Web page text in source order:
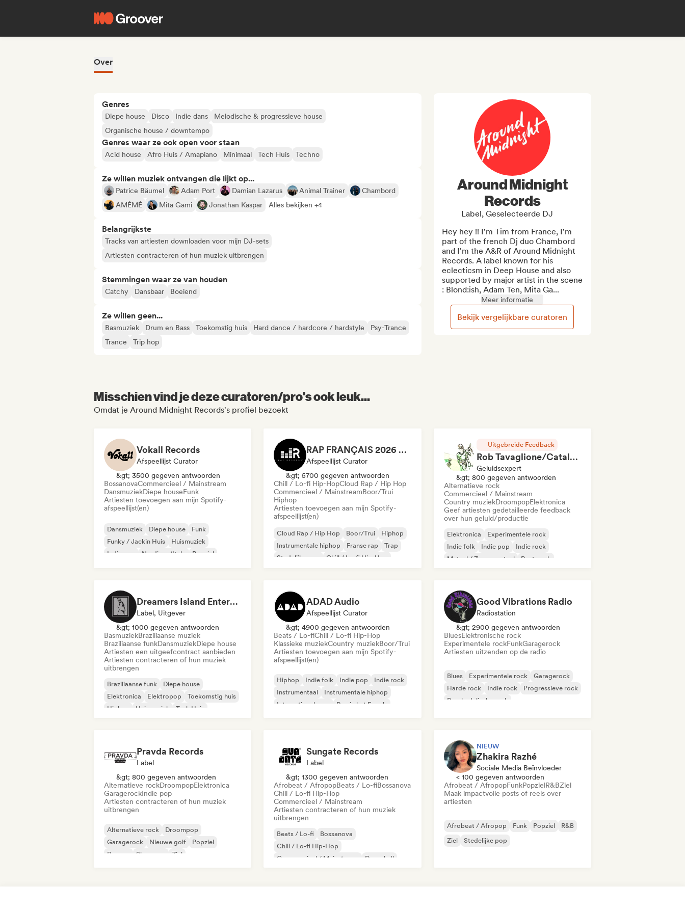
Over
Genres
Diepe house Disco Indie dans
Melodische & progressieve house
Organische house / downtempo
Genres waar ze ook open voor staan
Acid house Afro Huis / Amapiano Minimaal Tech Huis Techno
Ze willen muziek ontvangen die lijkt op...
Patrice Bäumel Adam Port Damian Lazarus Animal Trainer
Chambord
AMÉMÉ
Mita Gami Jonathan Kaspar Alles bekijken +4
Belangrijkste
Tracks van artiesten downloaden voor mijn DJ-sets
Artiesten contracteren of hun muziek uitbrengen
Stemmingen waar ze van houden
Catchy Dansbaar Boeiend
Ze willen geen...
Basmuziek Drum en Bass Toekomstig huis Hard dance / hardcore / hardstyle
Psy-Trance
Trance
Trip hop
Around Midnight
Records
Label, Geselecteerde DJ
Hey hey !! I'm Tim from France, I'm
part of the french Dj duo Chambord
and I'm the A&R of Around Midnight
Records. A label known for his
eclecticsm in Deep House and also
supported by major artist in the scene
: Blond:ish, Adam Ten, Mita Ga...
Meer informatie
Bekijk vergelijkbare curatoren
Misschien vind je deze curatoren/pro's ook leuk...
Omdat je Around Midnight Records's profiel bezoekt
Vokall Records
Afspeellijst Curator
&gt; 3500 gegeven antwoorden
BossanovaCommercieel / Mainstream
DansmuziekDiepe houseFunk
Artiesten toevoegen aan mijn Spotify-
afspeellijst(en)
Dansmuziek Diepe house
Funk
Funky / Jackin Huis
Huismuziek
Indie pop
Nu-disco/Italo Popziel
RAP FRANÇAIS 2026 🔥🇫🇷 (Way Records)
Afspeellijst Curator
&gt; 5700 gegeven antwoorden
Chill / Lo-fi Hip-HopCloud Rap / Hip Hop
Commercieel / MainstreamBoor/Trui
Hiphop
Artiesten toevoegen aan mijn Spotify-
afspeellijst(en)
Cloud Rap / Hip Hop Boor/Trui
Hiphop
Instrumentale hiphop
Franse rap
Trap
Stedelijke pop
Chill / Lo-fi Hip-Hop
Uitgebreide Feedback
Rob Tavaglione/Catalyst Recording
Geluidsexpert
&gt; 800 gegeven antwoorden
Alternatieve rock
Commercieel / Mainstream
Country muziekDroompopElektronica
Geef artiesten gedetailleerde feedback
over hun geluid/productie
Elektronica
Experimentele rock
Indie folk
Indie pop
Indie rock
Metaal / Zwaar metaal
Post punk
Dreamers Island Entertainment
Label, Uitgever
&gt; 1000 gegeven antwoorden
BasmuziekBraziliaanse muziek
Braziliaanse funkDansmuziekDiepe house
Artiesten een uitgeefcontract aanbieden
Artiesten contracteren of hun muziek
uitbrengen
Braziliaanse funk
Diepe house
Elektronica
Elektropop
Toekomstig huis
Hiphop
Huismuziek Tech Huis
ADAD Audio
Afspeellijst Curator
&gt; 4900 gegeven antwoorden
Beats / Lo-fiChill / Lo-fi Hip-Hop
Klassieke muziekCountry muziekBoor/Trui
Artiesten toevoegen aan mijn Spotify-
afspeellijst(en)
Hiphop Indie folk Indie pop
Indie rock
Instrumentaal
Instrumentale hiphop
Internationale rap
Rap in het Engels
Good Vibrations Radio
Radiostation
&gt; 2900 gegeven antwoorden
BluesElektronische rock
Experimentele rockFunkGaragerock
Artiesten uitzenden op de radio
Blues Experimentele rock
Garagerock
Harde rock
Indie rock
Progressieve rock
Psychedelische rock
Pravda Records
Label
&gt; 800 gegeven antwoorden
Alternatieve rockDroompopElektronica
GaragerockIndie pop
Artiesten contracteren of hun muziek
uitbrengen
Alternatieve rock
Droompop
Garagerock
Nieuwe golf
Popziel
Reggae
Shoegaze Ziel
Sungate Records
Label
&gt; 1300 gegeven antwoorden
Afrobeat / AfropopBeats / Lo-fiBossanova
Chill / Lo-fi Hip-Hop
Commercieel / Mainstream
Artiesten contracteren of hun muziek
uitbrengen
Beats / Lo-fi
Bossanova
Chill / Lo-fi Hip-Hop
Commercieel / Mainstream
Dancehall
NIEUW
Zhakira Razhé
Sociale Media Beïnvloeder
< 100 gegeven antwoorden
Afrobeat / AfropopFunkPopzielR&BZiel
Maak impactvolle posts of reels over
artiesten
Afrobeat / Afropop Funk Popziel
R&B
Ziel
Stedelijke pop